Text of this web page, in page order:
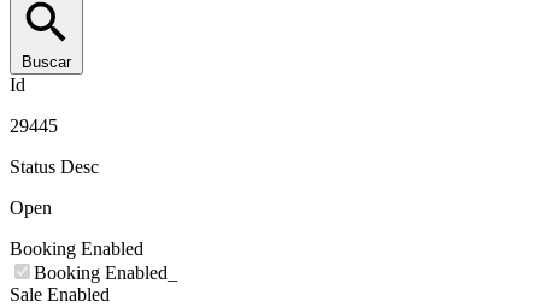
Buscar
Id
29445
Status Desc
Open
Booking Enabled
Booking Enabled_
Sale Enabled